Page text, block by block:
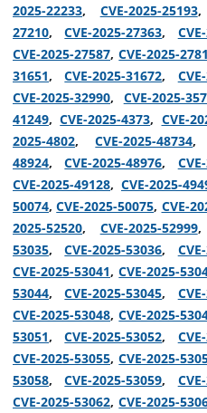
2025-22233, CVE-2025-25193
27210,CVE-2025-27363,
CVE-2025-27587,CVE-2025-
31651,CVE-2025-31672,
CVE-2025-32990, CVE-2025-
41249,CVE-2025-4373, CVE-
2025-4802,CVE-2025-48734,
48924,CVE-2025-48976,
CVE-2025-49128, CVE-2025-
50074,CVE-2025-50075, CVE-
2025-52520, CVE-2025-52999
53035,CVE-2025-53036,
CVE-2025-53041,CVE-2025-
53044,CVE-2025-53045,
CVE-2025-53048,CVE-2025-
53051,CVE-2025-53052,
CVE-2025-53055,CVE-2025-
53058,CVE-2025-53059,
CVE-2025-53062,CVE-2025-